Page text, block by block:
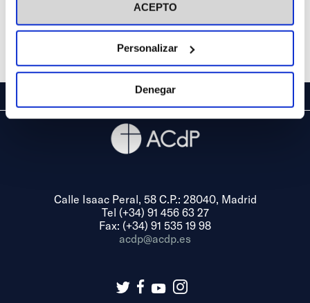
ACEPTO
Personalizar
Denegar
Calle Isaac Peral, 58 C.P.: 28040, Madrid
Tel (+34) 91 456 63 27
Fax: (+34) 91 535 19 98
acdp@acdp.es